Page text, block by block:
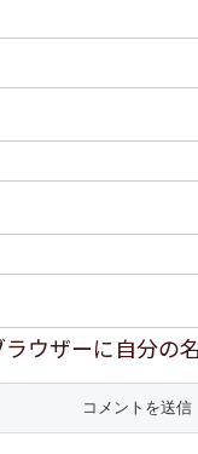
ウザーに自分の